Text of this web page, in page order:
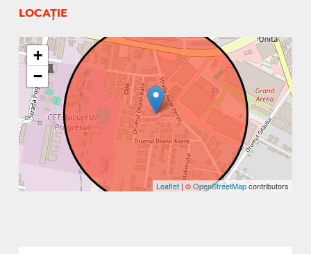
LOCAȚIE
+
−
Leaflet| ©OpenStreetMapcontributors